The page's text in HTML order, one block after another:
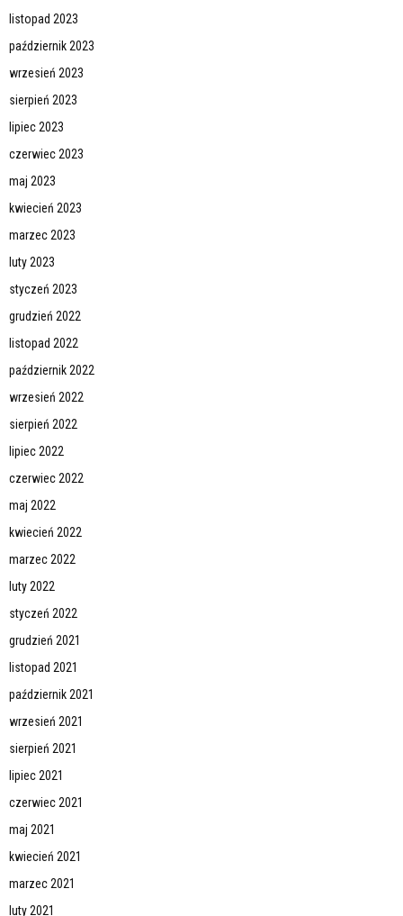
listopad 2023
październik 2023
wrzesień 2023
sierpień 2023
lipiec 2023
czerwiec 2023
maj 2023
kwiecień 2023
marzec 2023
luty 2023
styczeń 2023
grudzień 2022
listopad 2022
październik 2022
wrzesień 2022
sierpień 2022
lipiec 2022
czerwiec 2022
maj 2022
kwiecień 2022
marzec 2022
luty 2022
styczeń 2022
grudzień 2021
listopad 2021
październik 2021
wrzesień 2021
sierpień 2021
lipiec 2021
czerwiec 2021
maj 2021
kwiecień 2021
marzec 2021
luty 2021